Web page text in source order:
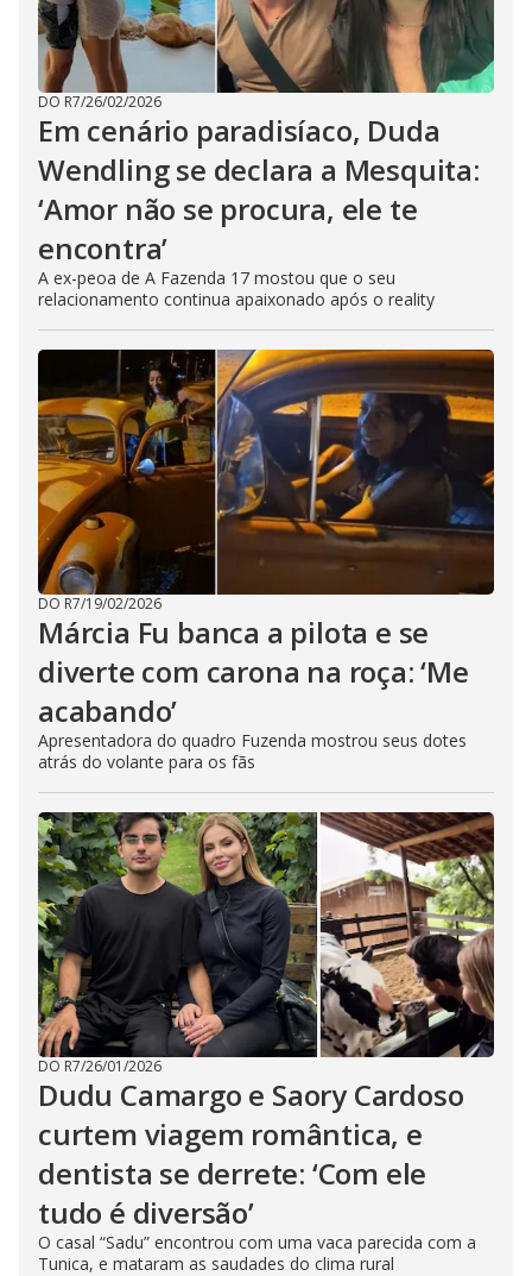
DO R7/26/02/2026
Em cenário paradisíaco, Duda
Wendling se declara a Mesquita:
‘Amor não se procura, ele te
encontra’
A ex-peoa de A Fazenda 17 mostou que o seu
relacionamento continua apaixonado após o reality
DO R7/19/02/2026
Márcia Fu banca a pilota e se
diverte com carona na roça: ‘Me
acabando’
Apresentadora do quadro Fuzenda mostrou seus dotes
atrás do volante para os fãs
DO R7/26/01/2026
Dudu Camargo e Saory Cardoso
curtem viagem romântica, e
dentista se derrete: ‘Com ele
tudo é diversão’
O casal “Sadu” encontrou com uma vaca parecida com a
Tunica, e mataram as saudades do clima rural